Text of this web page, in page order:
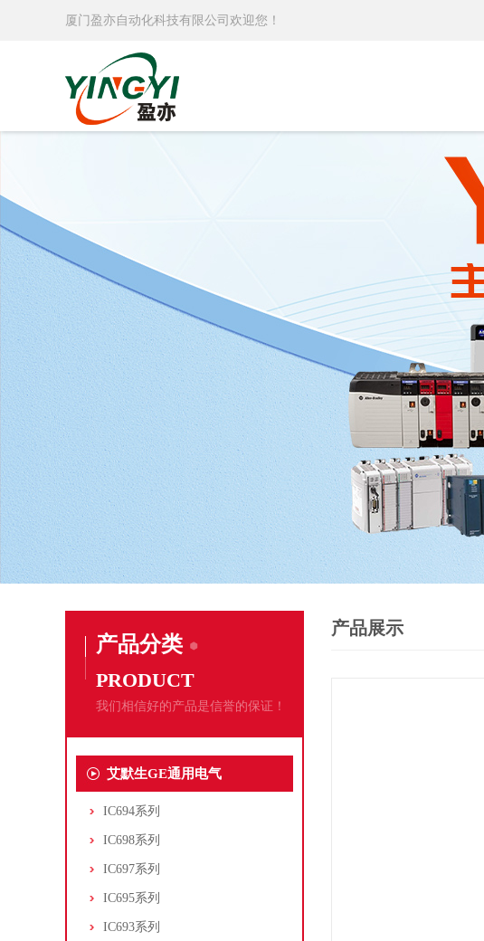
厦门盈亦自动化科技有限公司欢迎您！
产品分类
PRODUCT
我们相信好的产品是信誉的保证！
艾默生GE通用电气
IC694系列
IC698系列
IC697系列
IC695系列
IC693系列
产品展示